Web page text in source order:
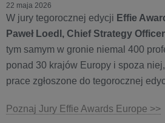
22 maja 2026
W jury tegorocznej edycji Effie
Paweł Loedl, Chief Strategy
tym samym w gronie niemal 400
ponad 30 krajów Europy i spoza
prace zgłoszone do tegorocznej
Poznaj Jury Effie Awards Europe >>